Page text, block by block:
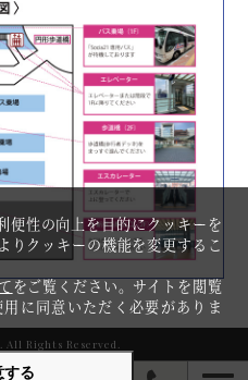
All Rights Reserved.
便性の向上を目的にクッキーを
りクッキーの機能を変更するこ
をご覧ください。サイトを閲覧
に同意いただく必要がありま
する